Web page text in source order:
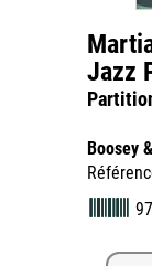
Jazz
Boosey